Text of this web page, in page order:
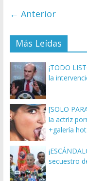
← Anterior
Más Leídas
¡TODO
la
[SOLO
la actriz
+galería
secuestro